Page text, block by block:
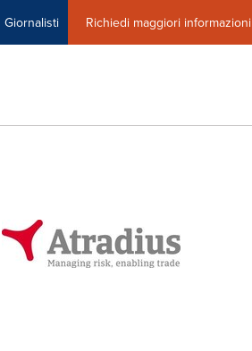
Giornalisti Richiedi maggiori informazioni